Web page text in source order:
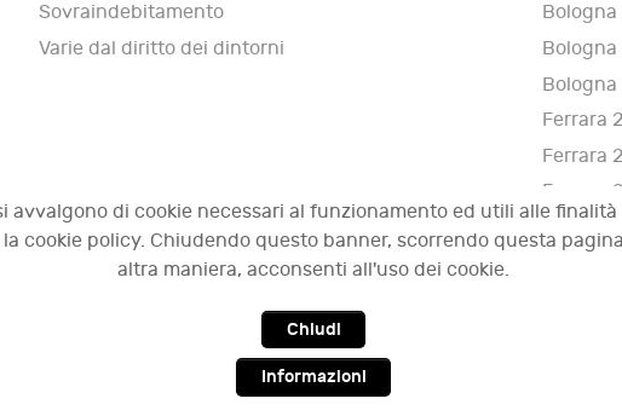
Sovraindebitamento
Varie dal diritto dei dintorni
Bologna
Bologna
Bologna
Ferrara
Ferrara
Ferrara
Narni
© 2009 - 2026 OCI - Osservatorio sulle crisi d'impresa. Tutti i diritti
di cookie necessari al funzionamento ed utili alle
cookie policy. Chiudendo questo banner, scorrendo questa
altra maniera, acconsenti all'uso dei cookie.
Chiudi
Informazioni